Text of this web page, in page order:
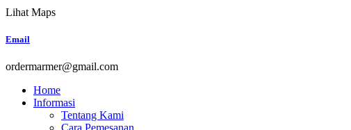
Lihat Maps
Email
ordermarmer@gmail.com
Home
Informasi
Tentang Kami
Cara Pemesanan